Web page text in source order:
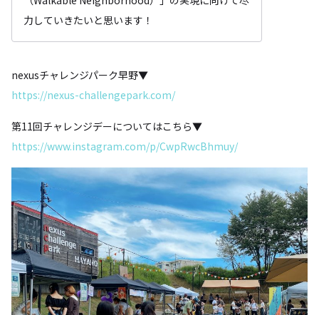
力していきたいと思います！
nexusチャレンジパーク早野▼
https://nexus-challengepark.com/
第11回チャレンジデーについてはこちら▼
https://www.instagram.com/p/CwpRwcBhmuy/